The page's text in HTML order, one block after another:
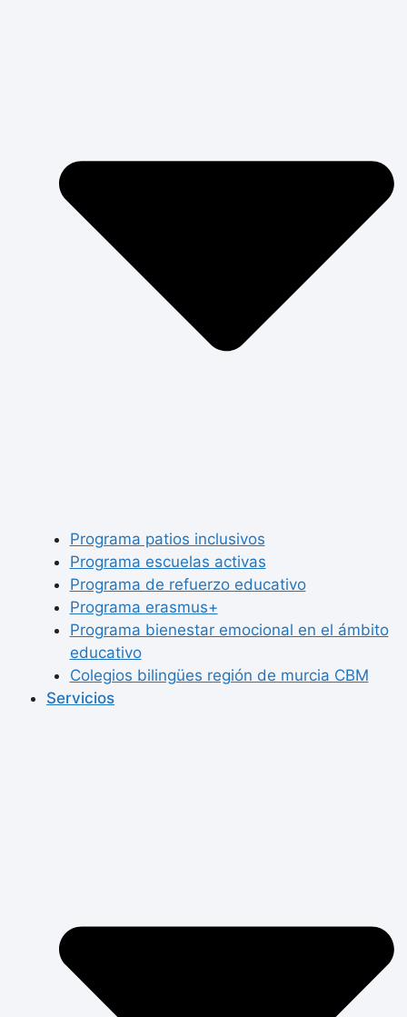
Programa patios inclusivos
Programa escuelas activas
Programa de refuerzo educativo
Programa erasmus+
Programa bienestar emocional en el ámbito
educativo
Colegios bilingües región de murcia CBM
Servicios